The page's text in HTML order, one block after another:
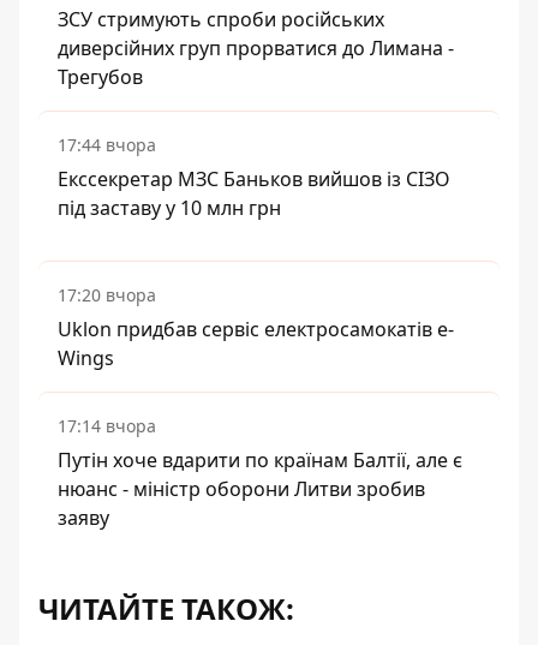
ЗСУ стримують спроби російських
диверсійних груп прорватися до Лимана -
Трегубов
17:44 вчора
Екссекретар МЗС Баньков вийшов із СІЗО
під заставу у 10 млн грн
17:20 вчора
Uklon придбав сервіс електросамокатів e-
Wings
17:14 вчора
Путін хоче вдарити по країнам Балтії, але є
нюанс - міністр оборони Литви зробив
заяву
ЧИТАЙТЕ ТАКОЖ: